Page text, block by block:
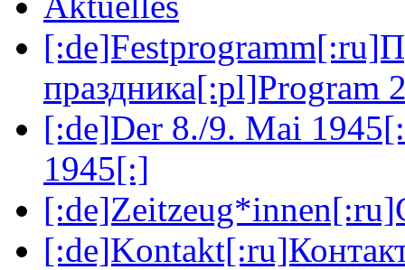
праздника[:pl]Program
[:de]Der 8./9. Mai
1945[:]